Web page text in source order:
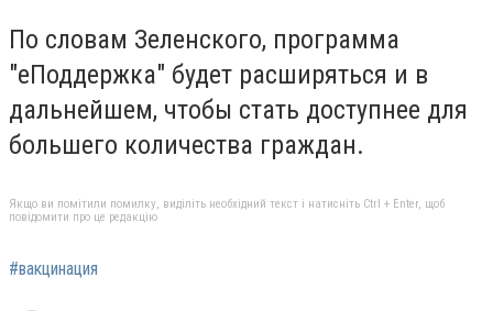
По словам Зеленского, программа
"еПоддержка" будет расширяться и в
дальнейшем, чтобы стать доступнее для
большего количества граждан.
Якщо ви помітили помилку, виділіть необхідний текст і натисніть Ctrl + Enter, щоб
повідомити про це редакцію
#вакцинация